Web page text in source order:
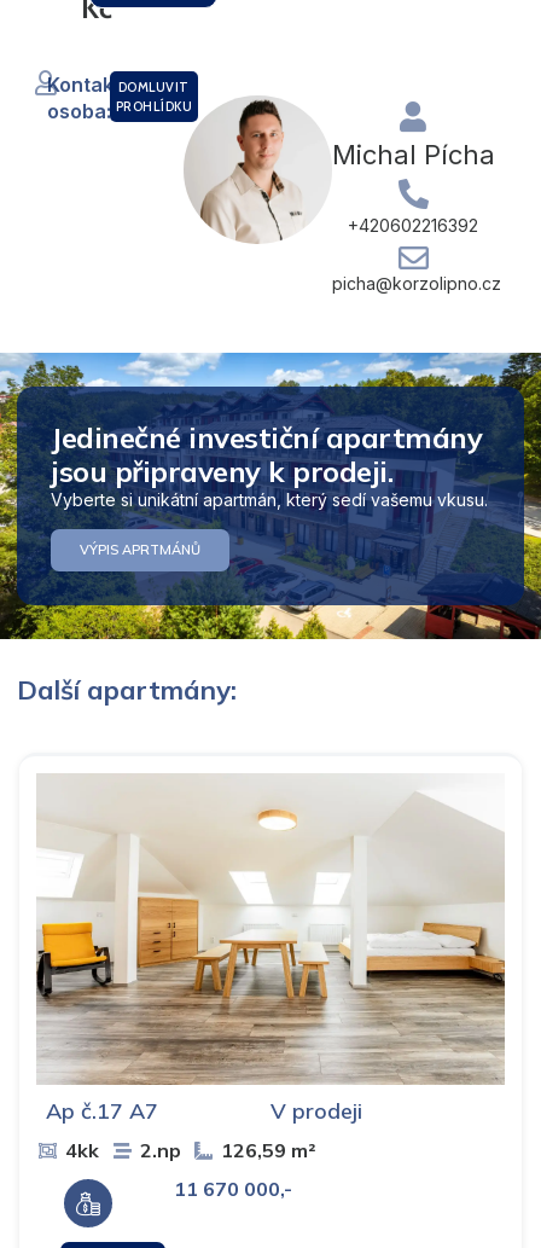
Kontaktní
osoba:
DOMLUVIT
PROHLÍDKU
Michal Pícha
+420602216392
picha@korzolipno.cz
Kč
Jedinečné investiční apartmány
jsou připraveny k prodeji.
Vyberte si unikátní apartmán, který sedí vašemu vkusu.
VÝPIS APRTMÁNŮ
Další apartmány:
Ap č.17 A7 V prodeji
4kk 2.np
126,59 m²
11 670 000,-